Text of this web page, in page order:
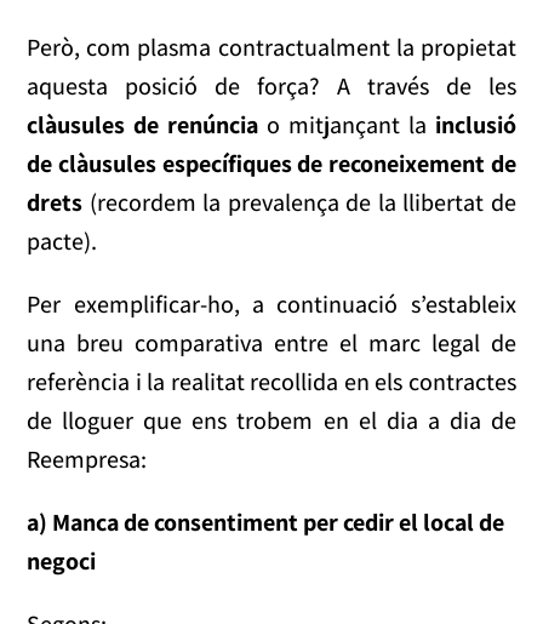
Però, com plasma contractualment la propietat
aquesta posició de força? A través de les
clàusules de renúncia o mitjançant la inclusió
de clàusules específiques de reconeixement de
drets (recordem la prevalença de la llibertat de
pacte).
Per exemplificar-ho, a continuació s’estableix
una breu comparativa entre el marc legal de
referència i la realitat recollida en els contractes
de lloguer que ens trobem en el dia a dia de
Reempresa:
a) Manca de consentiment per cedir el local de
negoci